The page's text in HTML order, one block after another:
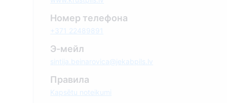
Номер телефона
+371 22489891
Э-мейл
sintija.beinarovica@jekabpils.lv
Правила
Kapsētu noteikumi